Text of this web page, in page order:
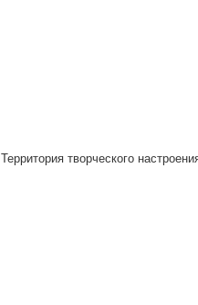
Территория творческого